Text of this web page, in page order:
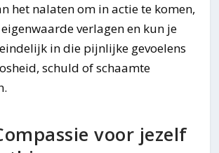
het nalaten om in actie te komen,
verlagen en kun je
in die pijnlijke gevoelens
schuld of schaamte
voor jezelf